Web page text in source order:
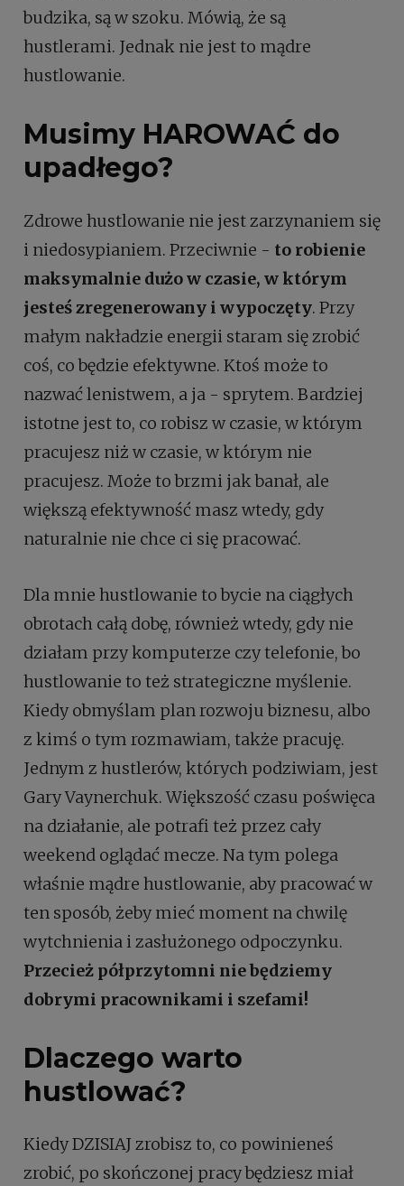
budzika, są w szoku. Mówią, że są
hustlerami. Jednak nie jest to mądre
hustlowanie.
Musimy HAROWAĆ do
upadłego?
Zdrowe hustlowanie nie jest zarzynaniem się
i niedosypianiem. Przeciwnie - to robienie
maksymalnie dużo w czasie, w którym
jesteś zregenerowany i wypoczęty. Przy
małym nakładzie energii staram się zrobić
coś, co będzie efektywne. Ktoś może to
nazwać lenistwem, a ja - sprytem. Bardziej
istotne jest to, co robisz w czasie, w którym
pracujesz niż w czasie, w którym nie
pracujesz. Może to brzmi jak banał, ale
większą efektywność masz wtedy, gdy
naturalnie nie chce ci się pracować.
Dla mnie hustlowanie to bycie na ciągłych
obrotach całą dobę, również wtedy, gdy nie
działam przy komputerze czy telefonie, bo
hustlowanie to też strategiczne myślenie.
Kiedy obmyślam plan rozwoju biznesu, albo
z kimś o tym rozmawiam, także pracuję.
Jednym z hustlerów, których podziwiam, jest
Gary Vaynerchuk. Większość czasu poświęca
na działanie, ale potrafi też przez cały
weekend oglądać mecze. Na tym polega
właśnie mądre hustlowanie, aby pracować w
ten sposób, żeby mieć moment na chwilę
wytchnienia i zasłużonego odpoczynku.
Przecież półprzytomni nie będziemy
dobrymi pracownikami i szefami!
Dlaczego warto
hustlować?
Kiedy DZISIAJ zrobisz to, co powinieneś
zrobić, po skończonej pracy będziesz miał